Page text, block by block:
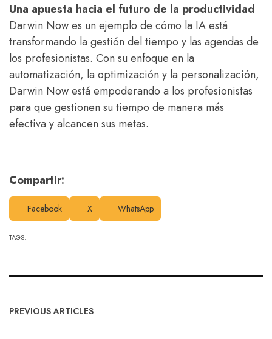
Una apuesta hacia el futuro de la productividad
Darwin Now es un ejemplo de cómo la IA está
transformando la gestión del tiempo y las agendas de
los profesionistas. Con su enfoque en la
automatización, la optimización y la personalización,
Darwin Now está empoderando a los profesionistas
para que gestionen su tiempo de manera más
efectiva y alcancen sus metas.
Compartir:
Facebook X WhatsApp
TAGS:
PREVIOUS ARTICLES